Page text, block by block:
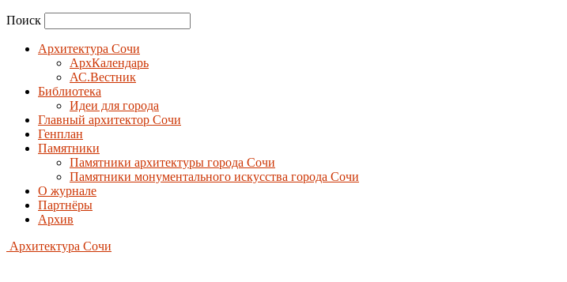
Поиск
Архитектура Сочи
АрхКалендарь
АС.Вестник
Библиотека
Идеи для города
Главный архитектор Сочи
Генплан
Памятники
Памятники архитектуры города Сочи
Памятники монументального искусства города Сочи
О журнале
Партнёры
Архив
Архитектура Сочи